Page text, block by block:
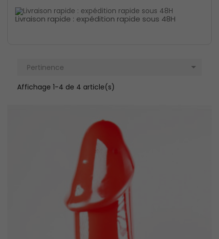
Livraison rapide : expédition rapide sous 48H
Pertinence 
Affichage 1-4 de 4 article(s)